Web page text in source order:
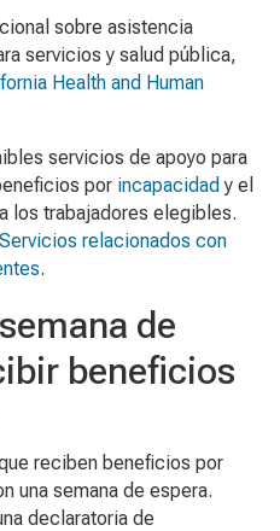
sobre asistencia
servicios y salud pública,
Health and Human
servicios de apoyo para
por incapacidad y el
los trabajadores elegibles.
Servicios relacionados con
.
de
beneficios
reciben beneficios por
una semana de espera.
declaratoria de